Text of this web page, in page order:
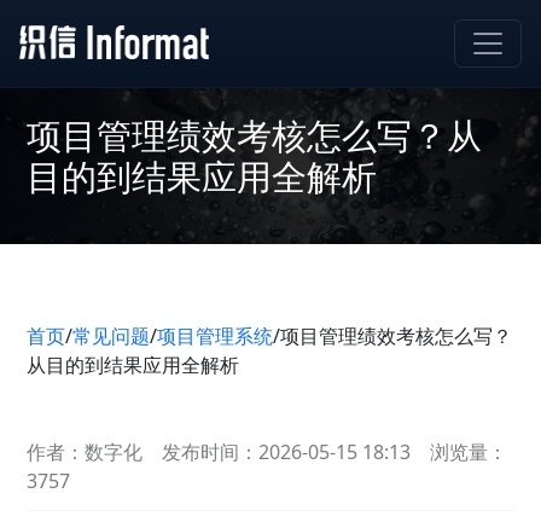
项目管理绩效考核怎么写？从
目的到结果应用全解析
首页/常见问题/项目管理系统/项目管理绩效考核怎么写？
从目的到结果应用全解析
作者：数字化 发布时间：2026-05-15 18:13
浏览量：
3757